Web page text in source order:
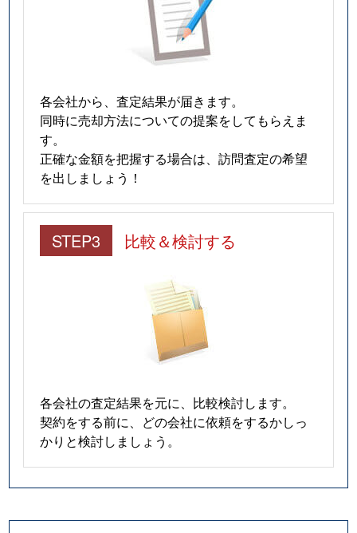
各会社から、査定結果が届きます。
同時に売却方法についての提案をしてもらえま
す。
正確な金額を把握する場合は、訪問査定の希望
を出しましょう！
STEP3 比較＆検討する
各会社の査定結果を元に、比較検討します。
契約をする前に、どの会社に依頼をするかしっ
かりと検討しましょう。